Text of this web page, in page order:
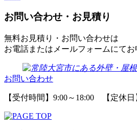
お問い合わせ・お見積り
無料お見積り・お問い合わせは
お電話またはメールフォームにてお
お問い合わせ
【受付時間】9:00～18:00 【定休日